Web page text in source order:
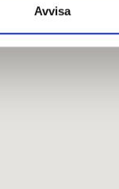
Avvisa